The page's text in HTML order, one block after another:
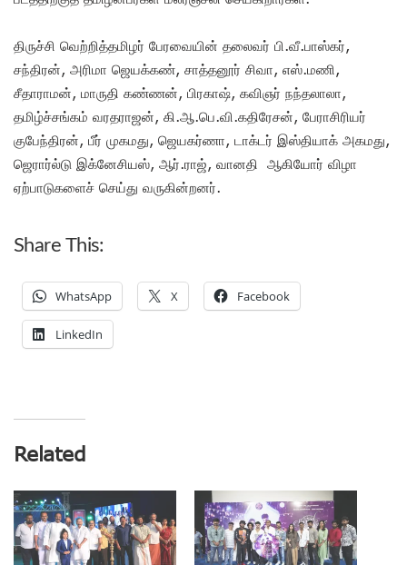
திருச்சி வெற்றித்தமிழர் பேரவையின் தலைவர் பி.வீ.பாஸ்கர்,
சந்திரன், அரிமா ஜெயக்கண், சாத்தனூர் சிவா, எஸ்.மணி,
சீதாராமன், மாருதி கண்ணன், பிரகாஷ், கவிஞர் நந்தலாலா,
தமிழ்ச்சங்கம் வரதராஜன், கி.ஆ.பெ.வி.கதிரேசன், பேராசிரியர்
குபேந்திரன், பீர் முகமது, ஜெயகர்ணா, டாக்டர் இஸ்தியாக் அகமது,
ஜெரார்ல்டு இக்னேசியஸ், ஆர்.ராஜ், வானதி ஆகியோர் விழா
ஏற்பாடுகளைச் செய்து வருகின்றனர்.
Share This:
WhatsApp X Facebook
LinkedIn
Related